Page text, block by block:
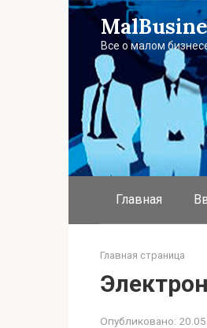
Все о малом
Главная
Главная страница
Опубликовано: